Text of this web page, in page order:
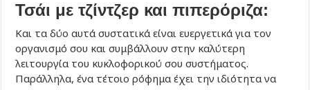
Τσάι με τζίντζερ και πιπερόριζα:
Και τα δύο αυτά συστατικά είναι ευεργετικά για τον
οργανισμό σου και συμβάλλουν στην καλύτερη
λειτουργία του κυκλοφορικού σου συστήματος.
Παράλληλα, ένα τέτοιο ρόφημα έχει την ιδιότητα να